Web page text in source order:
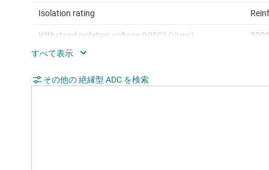
Isolation rating
Withstand isolation voltage (VISO) (Vrms) 5000
Working isolation voltage (VIOWM) (Vrms)
Transient isolation voltage (VIOTM) (VPK)
その他の 絶縁型 ADC を検索